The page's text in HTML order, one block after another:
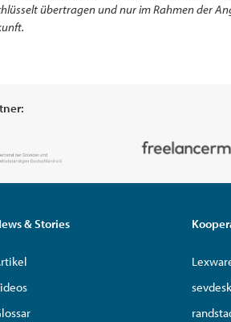
übertragen und nur im Rahmen der
& Stories
sevdesk